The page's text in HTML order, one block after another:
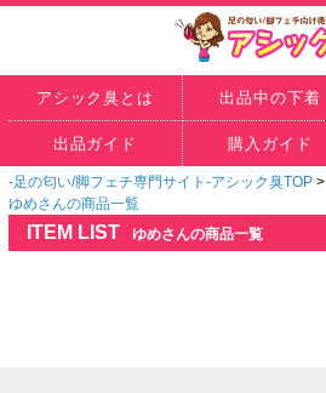
アシック臭とは 出品中の下着
出品ガイド 購入ガイド
-足の匂い/脚フェチ専門サイト-アシック臭TOP >
ゆめさんの商品一覧
ITEM LIST ゆめさんの商品一覧